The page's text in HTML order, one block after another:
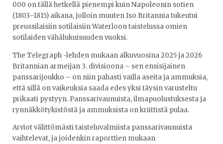
000 on tällä hetkellä pienempi kuin Napoleonin sotien
(1803–1815) aikana, jolloin muuten Iso Britannia tukeutui
preussilaisiin sotilaisiin Waterloon taistelussa omien
sotilaiden vähälukuisuuden vuoksi.
The Telegraph -lehden mukaan alkuvuosina 2025 ja 2026
Britannian armeijan 3. divisioona – sen ensisijainen
panssarijoukko – on niin pahasti vailla aseita ja ammuksia,
että sillä on vaikeuksia saada edes yksi täysin varusteltu
prikaati pystyyn. Panssarivaunuista, ilmapuolustuksesta ja
rynnäkkötykistöstä ja ammuksista on kriittistä pulaa.
Arviot välittömästi taisteluvalmiista panssarivaunuista
vaihtelevat, ja joidenkin raporttien mukaan